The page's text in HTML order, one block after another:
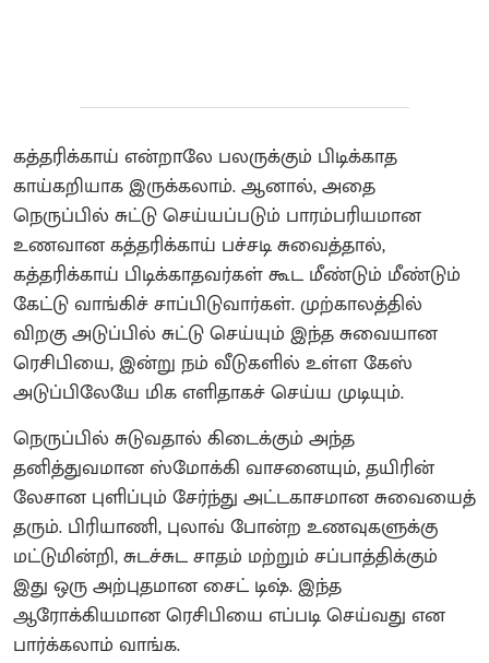
கத்தரிக்காய் என்றாலே பலருக்கும் பிடிக்காத
காய்கறியாக இருக்கலாம். ஆனால், அதை
நெருப்பில் சுட்டு செய்யப்படும் பாரம்பரியமான
உணவான கத்தரிக்காய் பச்சடி சுவைத்தால்,
கத்தரிக்காய் பிடிக்காதவர்கள் கூட மீண்டும் மீண்டும்
கேட்டு வாங்கிச் சாப்பிடுவார்கள். முற்காலத்தில்
விறகு அடுப்பில் சுட்டு செய்யும் இந்த சுவையான
ரெசிபியை, இன்று நம் வீடுகளில் உள்ள கேஸ்
அடுப்பிலேயே மிக எளிதாகச் செய்ய முடியும்.
நெருப்பில் சுடுவதால் கிடைக்கும் அந்த
தனித்துவமான ஸ்மோக்கி வாசனையும், தயிரின்
லேசான புளிப்பும் சேர்ந்து அட்டகாசமான சுவையைத்
தரும். பிரியாணி, புலாவ் போன்ற உணவுகளுக்கு
மட்டுமின்றி, சுடச்சுட சாதம் மற்றும் சப்பாத்திக்கும்
இது ஒரு அற்புதமான சைட் டிஷ். இந்த
ஆரோக்கியமான ரெசிபியை எப்படி செய்வது என
பார்க்கலாம் வாங்க.